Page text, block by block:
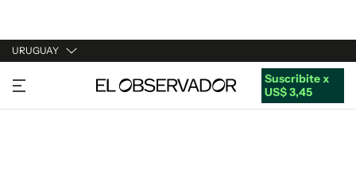
URUGUAY
URUGUAY
ARGENTINA
Suscribite x
US$ 3,45